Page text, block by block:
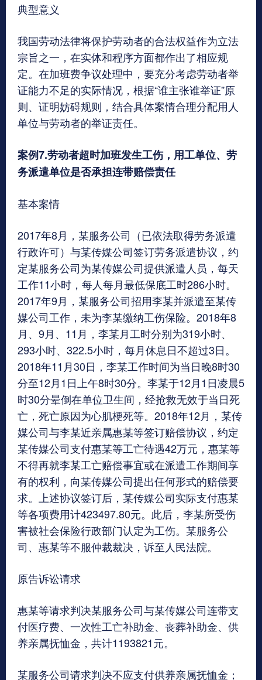
典型意义
我国劳动法律将保护劳动者的合法权益作为立法
宗旨之一，在实体和程序方面都作出了相应规
定。在加班费争议处理中，要充分考虑劳动者举
证能力不足的实际情况，根据“谁主张谁举证”原
则、证明妨碍规则，结合具体案情合理分配用人
单位与劳动者的举证责任。
案例7.劳动者超时加班发生工伤，用工单位、劳
务派遣单位是否承担连带赔偿责任
基本案情
2017年8月，某服务公司（已依法取得劳务派遣
行政许可）与某传媒公司签订劳务派遣协议，约
定某服务公司为某传媒公司提供派遣人员，每天
工作11小时，每人每月最低保底工时286小时。
2017年9月，某服务公司招用李某并派遣至某传
媒公司工作，未为李某缴纳工伤保险。2018年8
月、9月、11月，李某月工时分别为319小时、
293小时、322.5小时，每月休息日不超过3日。
2018年11月30日，李某工作时间为当日晚8时30
分至12月1日上午8时30分。李某于12月1日凌晨5
时30分晕倒在单位卫生间，经抢救无效于当日死
亡，死亡原因为心肌梗死等。2018年12月，某传
媒公司与李某近亲属惠某等签订赔偿协议，约定
某传媒公司支付惠某等工亡待遇42万元，惠某等
不得再就李某工亡赔偿事宜或在派遣工作期间享
有的权利，向某传媒公司提出任何形式的赔偿要
求。上述协议签订后，某传媒公司实际支付惠某
等各项费用计423497.80元。此后，李某所受伤
害被社会保险行政部门认定为工伤。某服务公
司、惠某等不服仲裁裁决，诉至人民法院。
原告诉讼请求
惠某等请求判决某服务公司与某传媒公司连带支
付医疗费、一次性工亡补助金、丧葬补助金、供
养亲属抚恤金，共计1193821元。
某服务公司请求判决不应支付供养亲属抚恤金；